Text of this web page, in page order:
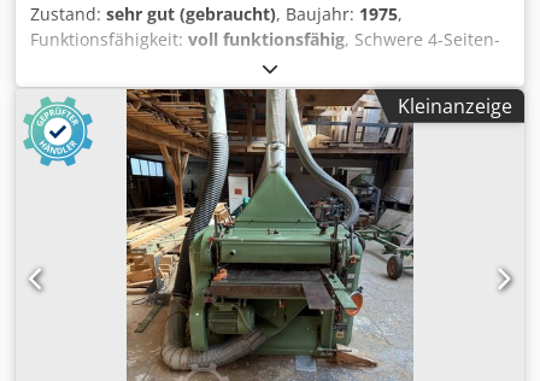
Zustand: sehr gut (gebraucht), Baujahr: 1975,
Funktionsfähigkeit: voll funktionsfähig, Schwere 4-Seiten-
Hobelmaschine für die Bearbeitung grossformatiger
Leimbinder und massiver Holzquerschnitte. Technische
Daten: Hersteller: Kupfermühle Typ: DOMA-B Baujahr:
1975 Maschinennummer: 10026 Arbeitsbreite: bis 1.350
mm Dwsdpfx Ahezp U Huj Nsa Arbeitshöhe: bis 300 mm
Verstärkte Motoren an den Vertikalwellen Hobelköpfe mit
verstellbaren Fasenmessern Linke Vertikalwelle elektrisch
verstellbar Elektrische Höhenverstellung Erneuerte
Maschinensteuerung Angetriebene, geriffelte
Einzugswalze Lieferumfang: Sämtliche Absaugrohre
inklusive Sammelkollektor Vier mechanisch
höhenverstellbare Rollbahnen Besichtigung und Probelauf
nach Vereinbarung möglich.
Kleinanzeige